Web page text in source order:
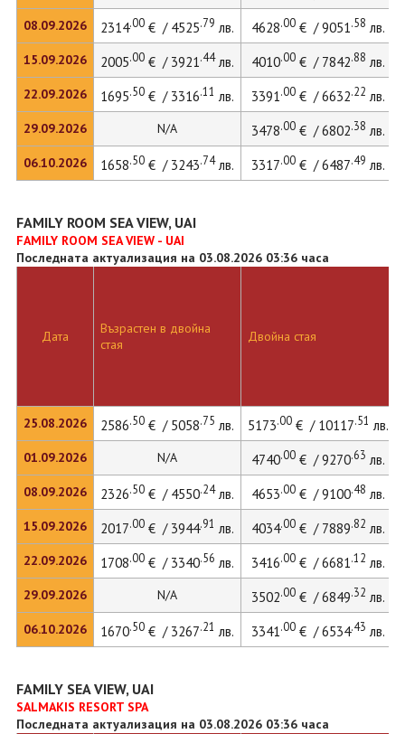
08.09.2026
15.09.2026
22.09.2026
29.09.2026
06.10.2026
2314.00€ / 4525.79 лв. 4628.00€ / 9051.58 лв.
2005.00€ / 3921.44лв. 4010.00€ / 7842.88 лв.
1695.50€ / 3316.11 лв. 3391.00€ / 6632.22 лв.
N/A 3478.00€ / 6802.38 лв.
1658.50€ / 3243.74лв. 3317.00€ / 6487.49 лв.
FAMILY ROOM SEA VIEW, UAI
FAMILY ROOM SEA VIEW - UAI
Последната актуализация на 03.08.2026 03:36 часа
Дата
25.08.2026
01.09.2026
08.09.2026
15.09.2026
22.09.2026
29.09.2026
06.10.2026
Възрастен в двойна
стая
Двойна стая
2586.50€ / 5058.75 лв. 5173.00€ / 10117.51 лв.
N/A 4740.00€ / 9270.63 лв.
2326.50€ / 4550.24лв. 4653.00€ / 9100.48 лв.
2017.00€ / 3944.91 лв. 4034.00€ / 7889.82 лв.
1708.00€ / 3340.56 лв. 3416.00€ / 6681.12 лв.
N/A 3502.00€ / 6849.32 лв.
1670.50€ / 3267.21 лв. 3341.00€ / 6534.43 лв.
FAMILY SEA VIEW, UAI
SALMAKIS RESORT SPA
Последната актуализация на 03.08.2026 03:36 часа